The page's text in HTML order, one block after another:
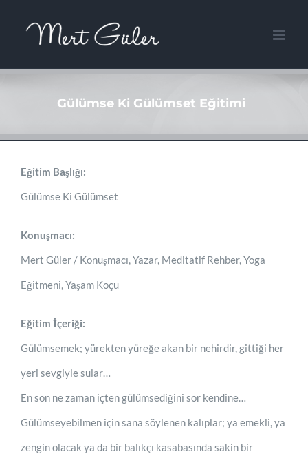
Gülümse Ki Gülümset Eğitimi
Eğitim Başlığı:
Gülümse Ki Gülümset
Konuşmacı:
Mert Güler / Konuşmacı, Yazar, Meditatif Rehber, Yoga
Eğitmeni, Yaşam Koçu
Eğitim İçeriği:
Gülümsemek; yürekten yüreğe akan bir nehirdir, gittiği her
yeri sevgiyle sular…
En son ne zaman içten gülümsediğini sor kendine…
Gülümseyebilmen için sana söylenen kalıplar; ya emekli, ya
zengin olacak ya da bir balıkçı kasabasında sakin bir